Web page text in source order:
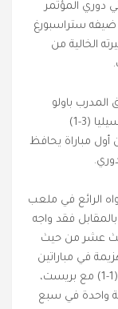
دوري المؤتمر
الماضي، وفاز (1-0) على ضيفه ستراسبورغ
الخالية من
المدرب باولو
فونسيكا، جاءت ضد لانس (2-1) وأولمبيك مارسيليا (3-1)
كان أول مباراة يحافظ
الرائع في ملعب
فقد واجه
عشر من حيث
في مباراتين
خارج أرضه، حيث فاز على ريمس (1-0) وتعادل (1-1) مع بريست،
واحدة في سبع